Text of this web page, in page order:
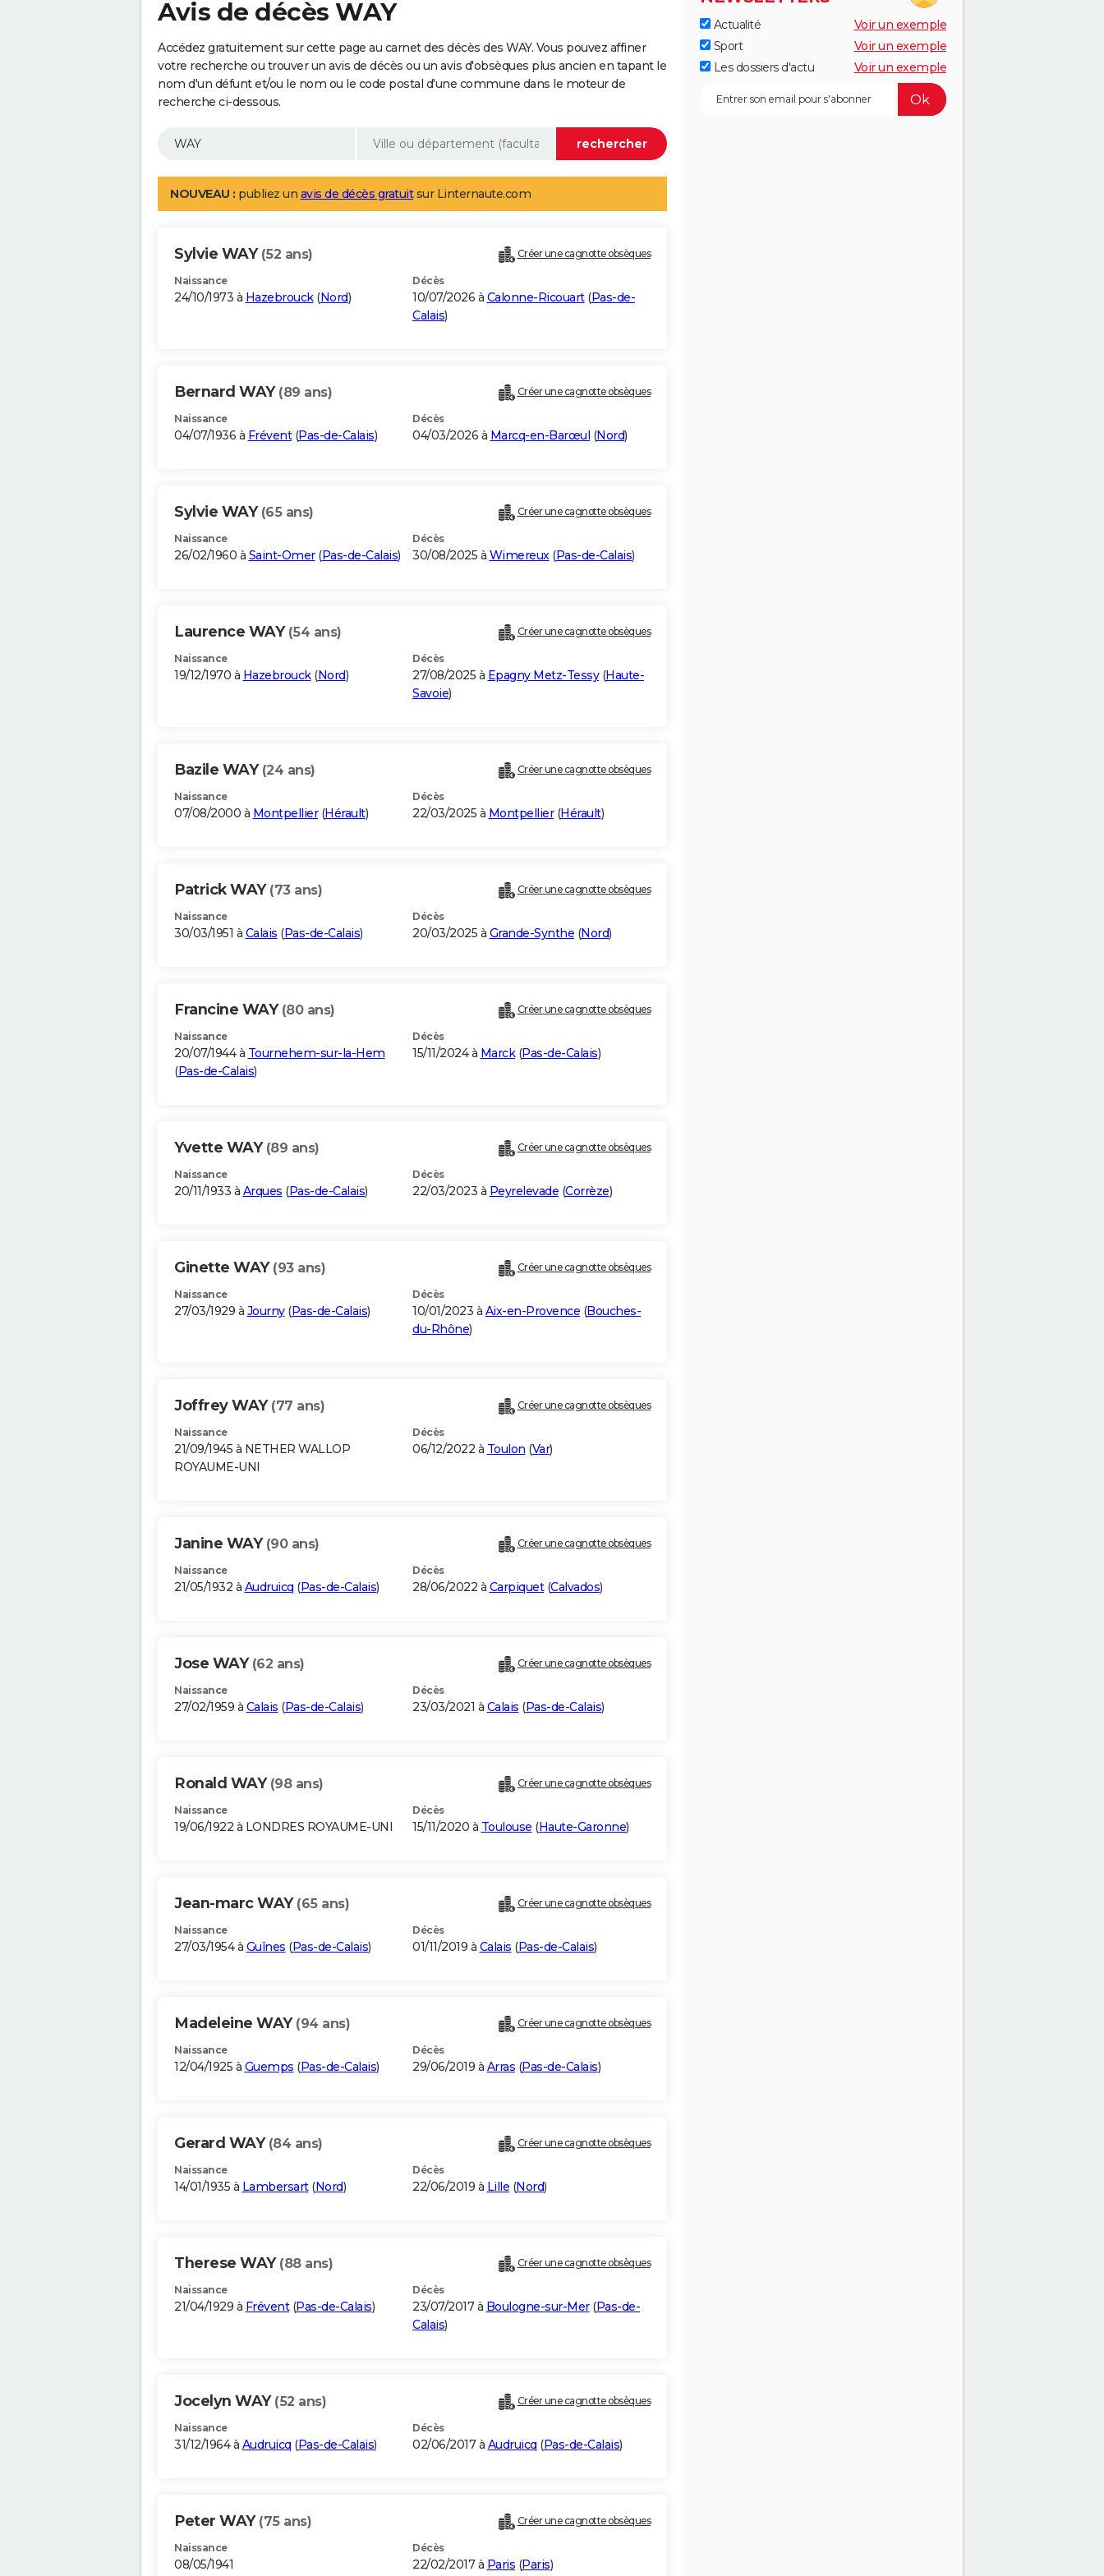
Avis de décès WAY
Accédez gratuitement sur cette page au carnet des décès des WAY. Vous pouvez affiner
votre recherche ou trouver un avis de décès ou un avis d'obsèques plus ancien en tapant le
nom d'un défunt et/ou le nom ou le code postal d'une commune dans le moteur de
recherche ci-dessous.
NOUVEAU : publiez un avis de décès gratuitsur Linternaute.com
Sylvie WAY (52 ans) Créer une cagnotte obsèques
Naissance
24/10/1973 à Hazebrouck(Nord)
Décès
10/07/2026 à Calonne-Ricouart(Pas-de-
Calais)
Bernard WAY (89 ans) Créer une cagnotte obsèques
Naissance
04/07/1936 à Frévent(Pas-de-Calais)
Décès
04/03/2026 à Marcq-en-Barœul (Nord)
Sylvie WAY (65 ans) Créer une cagnotte obsèques
Naissance
26/02/1960 à Saint-Omer(Pas-de-Calais)
Décès
30/08/2025 à Wimereux(Pas-de-Calais)
Laurence WAY (54 ans) Créer une cagnotte obsèques
Naissance
19/12/1970 à Hazebrouck(Nord)
Décès
27/08/2025 à Epagny Metz-Tessy(Haute-
Savoie)
Bazile WAY (24 ans) Créer une cagnotte obsèques
Naissance
07/08/2000 à Montpellier(Hérault)
Décès
22/03/2025 à Montpellier(Hérault)
Patrick WAY (73 ans) Créer une cagnotte obsèques
Naissance
30/03/1951 à Calais (Pas-de-Calais)
Décès
20/03/2025 à Grande-Synthe (Nord)
Francine WAY (80 ans) Créer une cagnotte obsèques
Naissance
20/07/1944 à Tournehem-sur-la-Hem
(Pas-de-Calais)
Décès
15/11/2024 à Marck(Pas-de-Calais)
Yvette WAY (89 ans) Créer une cagnotte obsèques
Naissance
20/11/1933 à Arques (Pas-de-Calais)
Décès
22/03/2023 à Peyrelevade (Corrèze)
Ginette WAY (93 ans) Créer une cagnotte obsèques
Naissance
27/03/1929 à Journy(Pas-de-Calais)
Décès
10/01/2023 à Aix-en-Provence (Bouches-
du-Rhône)
Joffrey WAY (77 ans) Créer une cagnotte obsèques
Naissance
21/09/1945 à NETHER WALLOP
ROYAUME-UNI
Décès
06/12/2022 à Toulon (Var)
Janine WAY (90 ans) Créer une cagnotte obsèques
Naissance
21/05/1932 à Audruicq (Pas-de-Calais)
Décès
28/06/2022 à Carpiquet(Calvados)
Jose WAY (62 ans) Créer une cagnotte obsèques
Naissance
27/02/1959 à Calais (Pas-de-Calais)
Décès
23/03/2021 à Calais (Pas-de-Calais)
Ronald WAY (98 ans) Créer une cagnotte obsèques
Naissance
19/06/1922 à LONDRES ROYAUME-UNI
Décès
15/11/2020 à Toulouse (Haute-Garonne)
Jean-marc WAY (65 ans) Créer une cagnotte obsèques
Naissance
27/03/1954 à Guînes (Pas-de-Calais)
Décès
01/11/2019 à Calais (Pas-de-Calais)
Madeleine WAY (94 ans) Créer une cagnotte obsèques
Naissance
12/04/1925 à Guemps (Pas-de-Calais)
Décès
29/06/2019 à Arras (Pas-de-Calais)
Gerard WAY (84 ans) Créer une cagnotte obsèques
Naissance
14/01/1935 à Lambersart(Nord)
Décès
22/06/2019 à Lille (Nord)
Therese WAY (88 ans) Créer une cagnotte obsèques
Naissance
21/04/1929 à Frévent(Pas-de-Calais)
Décès
23/07/2017 à Boulogne-sur-Mer(Pas-de-
Calais)
Jocelyn WAY (52 ans) Créer une cagnotte obsèques
Naissance
31/12/1964 à Audruicq (Pas-de-Calais)
Décès
02/06/2017 à Audruicq (Pas-de-Calais)
Peter WAY (75 ans) Créer une cagnotte obsèques
Naissance
08/05/1941
Décès
22/02/2017 à Paris (Paris)
Actualité
Voir un exemple
Sport
Voir un exemple
Les dossiers d'actu
Voir un exemple